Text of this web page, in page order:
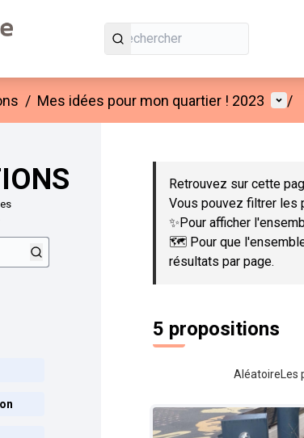
/ Mes idées pour mon quartier ! 2023 /
Passer la carte
Retrouvez sur cette
Vous pouvez filtrer les
✨Pour afficher
🗺️ Pour que
résultats par page.
5 propositions
Aléatoire